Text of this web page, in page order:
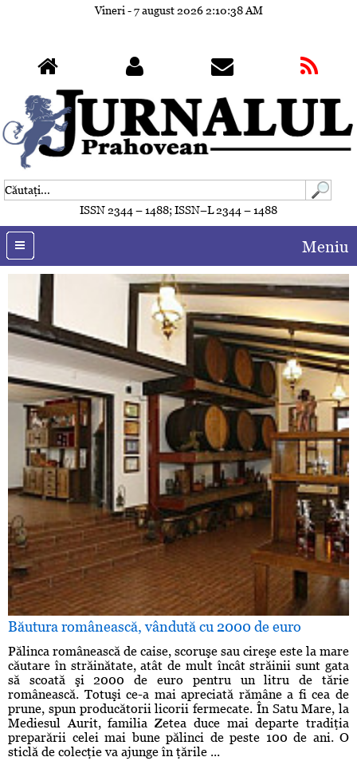
Vineri - 7 august 2026 2:10:39 AM
ISSN 2344 – 1488; ISSN–L 2344 – 1488
Meniu
Băutura românească, vândută cu 2000 de euro
Pălinca românească de caise, scoruşe sau cireşe este la mare
căutare în străinătate, atât de mult încât străinii sunt gata
să scoată şi 2000 de euro pentru un litru de tărie
românească. Totuşi ce-a mai apreciată rămâne a fi cea de
prune, spun producătorii licorii fermecate. În Satu Mare, la
Mediesul Aurit, familia Zetea duce mai departe tradiţia
preparării celei mai bune pălinci de peste 100 de ani. O
sticlă de colecţie va ajunge în ţările ...